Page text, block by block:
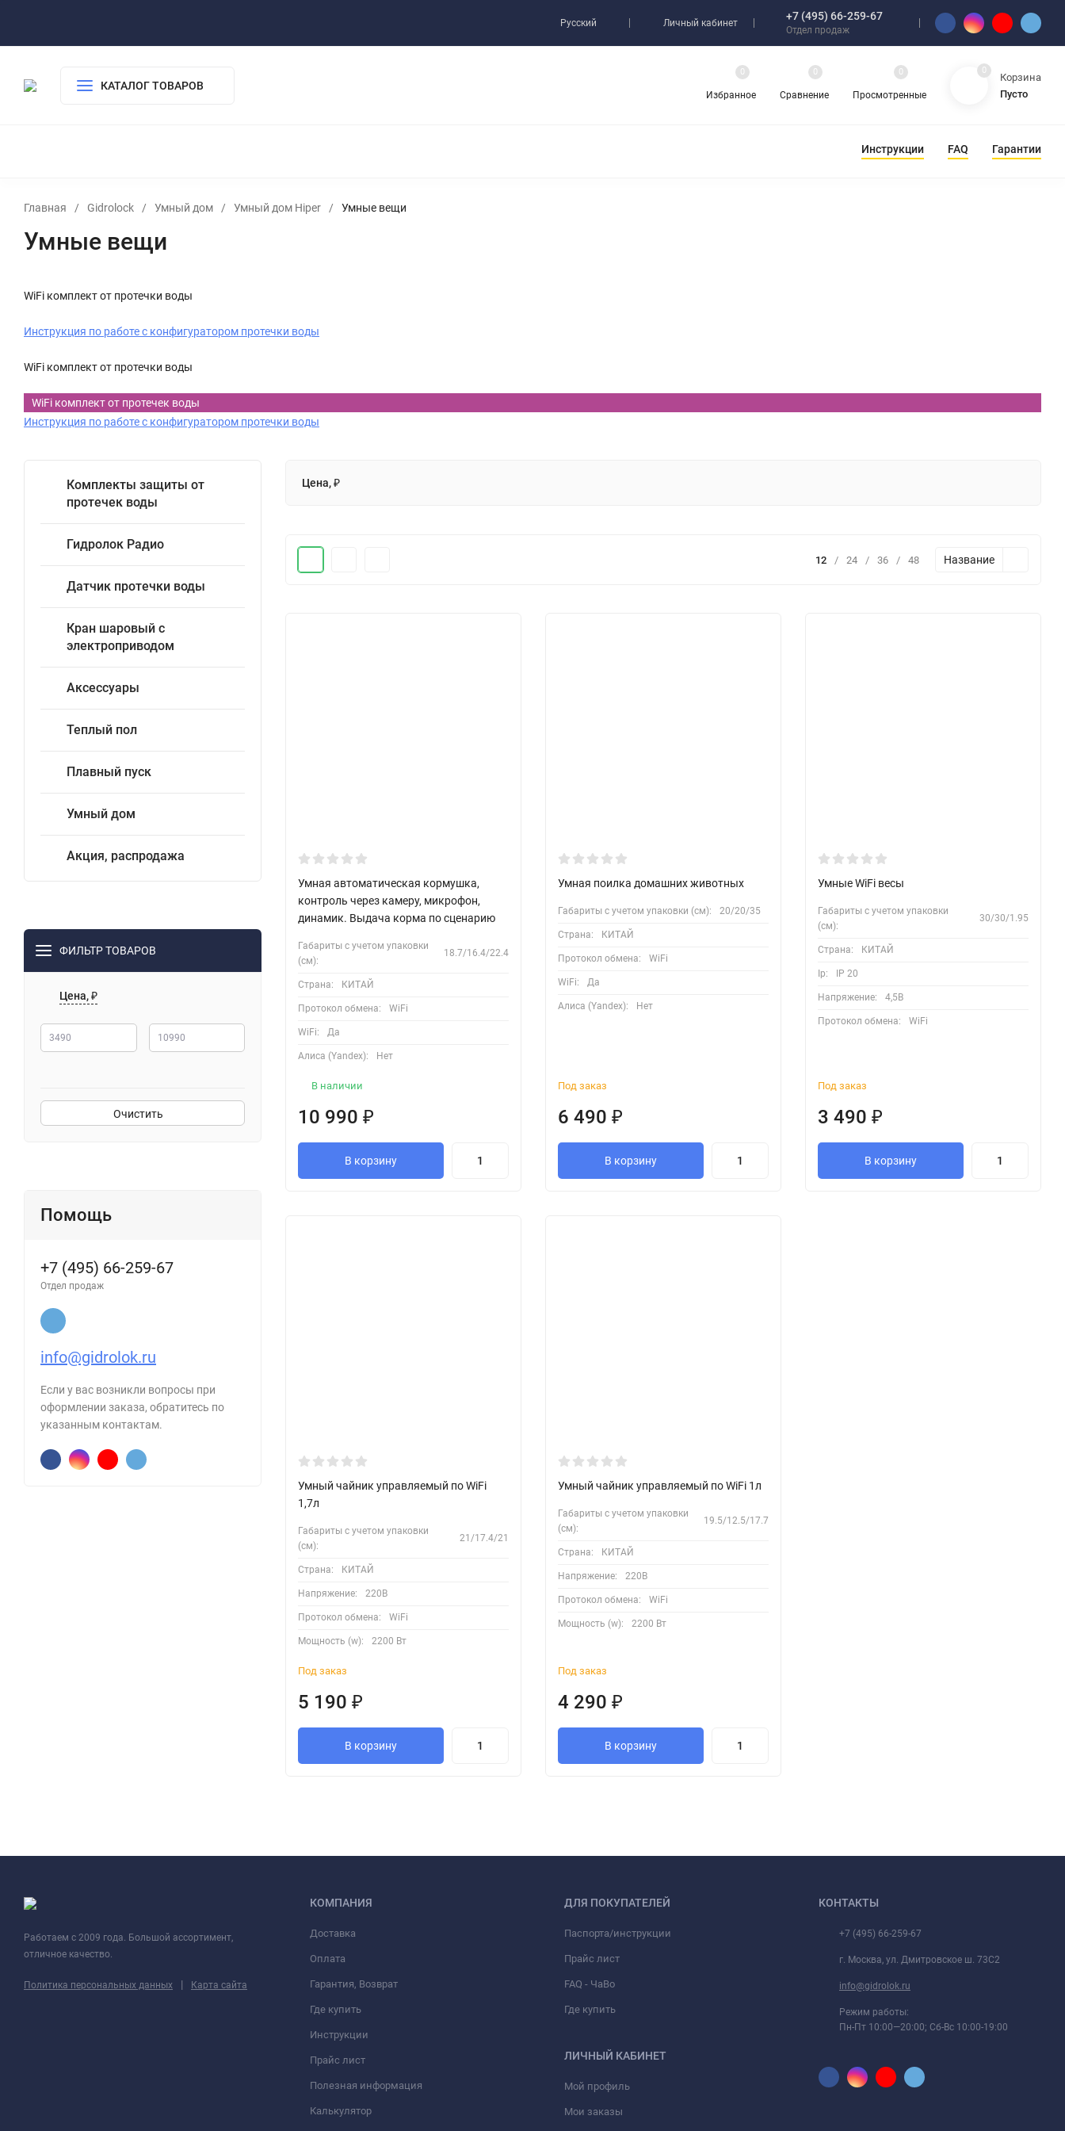
Русский Личный кабинет
+7 (495) 66-259-67
Отдел продаж
КАТАЛОГ ТОВАРОВ
Избранное
0
Сравнение
0
Просмотренные
0 0
Корзина
Пусто
Инструкции FAQ Гарантии
Главная / Gidrolock / Умный дом / Умный дом Hiper / Умные вещи
Умные вещи
WiFi комплект от протечки воды
Инструкция по работе с конфигуратором протечки воды
WiFi комплект от протечки воды
WiFi комплект от протечек воды
Инструкция по работе с конфигуратором протечки воды
Комплекты защиты от
протечек воды
Гидролок Радио
Датчик протечки воды
Кран шаровый с
электроприводом
Аксессуары
Теплый пол
Плавный пуск
Умный дом
Акция, распродажа
ФИЛЬТР ТОВАРОВ
Цена, ₽
Очистить
Помощь
+7 (495) 66-259-67
Отдел продаж
info@gidrolok.ru
Если у вас возникли вопросы при
оформлении заказа, обратитесь по
указанным контактам.
Цена, ₽
12 / 24 / 36 / 48 Название
Умная автоматическая кормушка,
контроль через камеру, микрофон,
динамик. Выдача корма по сценарию
Габариты с учетом упаковки
(см):
18.7/16.4/22.4
Страна: КИТАЙ
Протокол обмена: WiFi
WiFi: Да
Алиса (Yandex): Нет
В наличии
10 990 ₽
В корзину
Умная поилка домашних животных
Габариты с учетом упаковки (см): 20/20/35
Страна: КИТАЙ
Протокол обмена: WiFi
WiFi: Да
Алиса (Yandex): Нет
Под заказ
6 490 ₽
В корзину
Умные WiFi весы
Габариты с учетом упаковки
(см):
30/30/1.95
Страна: КИТАЙ
Ip: IP 20
Напряжение: 4,5В
Протокол обмена: WiFi
Под заказ
3 490 ₽
В корзину
Умный чайник управляемый по WiFi
1,7л
Габариты с учетом упаковки
(см):
21/17.4/21
Страна: КИТАЙ
Напряжение: 220В
Протокол обмена: WiFi
Мощность (w): 2200 Вт
Под заказ
5 190 ₽
В корзину
Умный чайник управляемый по WiFi 1л
Габариты с учетом упаковки
(см):
19.5/12.5/17.7
Страна: КИТАЙ
Напряжение: 220В
Протокол обмена: WiFi
Мощность (w): 2200 Вт
Под заказ
4 290 ₽
В корзину
Работаем с 2009 года. Большой ассортимент,
отличное качество.
Политика персональных данных | Карта сайта
КОМПАНИЯ
Доставка
Оплата
Гарантия, Возврат
Где купить
Инструкции
Прайс лист
Полезная информация
Калькулятор
ДЛЯ ПОКУПАТЕЛЕЙ
Паспорта/инструкции
Прайс лист
FAQ - ЧаВо
Где купить
ЛИЧНЫЙ КАБИНЕТ
Мой профиль
Мои заказы
КОНТАКТЫ
+7 (495) 66-259-67
г. Москва, ул. Дмитровское ш. 73С2
info@gidrolok.ru
Режим работы:
Пн-Пт 10:00—20:00; Сб-Вс 10:00-19:00